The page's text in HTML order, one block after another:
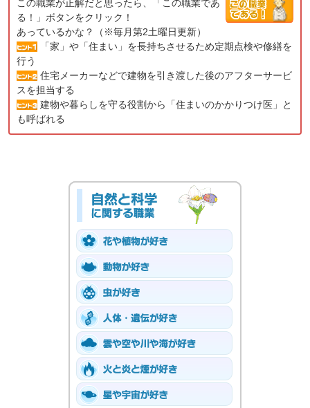
この職業が正解だと思ったら、「この職業であ
る！」ボタンをクリック！
あっているかな？（※毎月第2土曜日更新）
「家」や「住まい」を長持ちさせるため定期点検や修繕を
行う
住宅メーカーなどで建物を引き渡した後のアフターサービ
スを担当する
建物や暮らしを守る役割から「住まいのかかりつけ医」と
も呼ばれる